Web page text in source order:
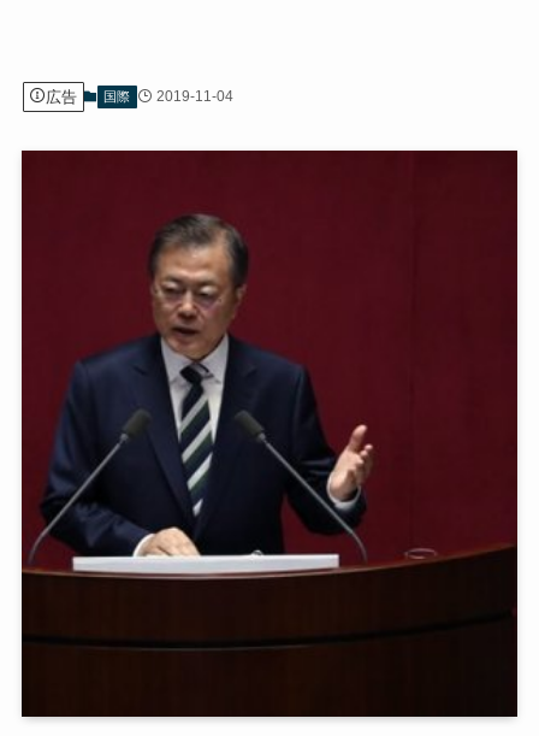
広告 国際 2019-11-04